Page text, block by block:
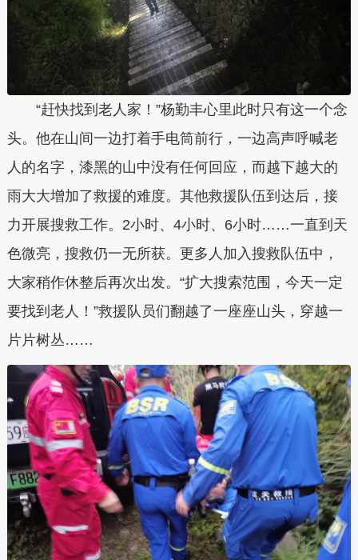
“赶快找到老人家！”杨勤丰心里此时只有这一个念
头。他在山间一边打着手电筒前行，一边高声呼喊老
人的名字，漆黑的山中没有任何回应，而越下越大的
雨大大增加了救援的难度。其他救援队伍到达后，接
力开展搜救工作。2小时、4小时、6小时……一直到天
色微亮，搜救仍一无所获。更多人加入搜救队伍中，
大家稍作休整后再次出发。“扩大搜索范围，今天一定
要找到老人！”救援队员们翻越了一座座山头，穿越一
片片树丛……